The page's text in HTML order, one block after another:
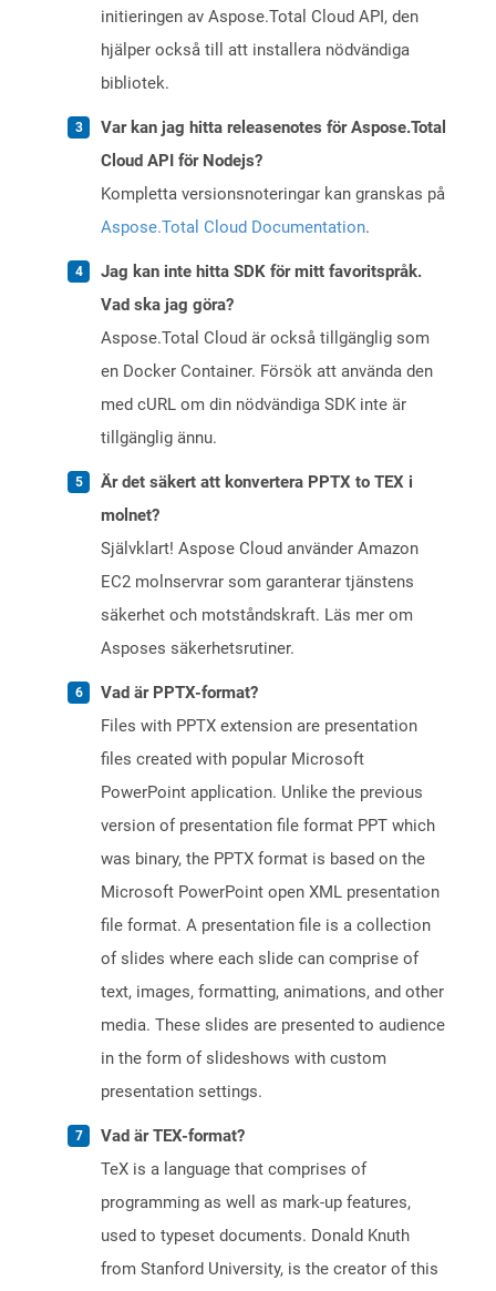
initieringen av Aspose.Total Cloud API, den
hjälper också till att installera nödvändiga
bibliotek.
Var kan jag hitta releasenotes för Aspose.Total
Cloud API för Nodejs?
Kompletta versionsnoteringar kan granskas på
Aspose.Total Cloud Documentation.
Jag kan inte hitta SDK för mitt favoritspråk.
Vad ska jag göra?
Aspose.Total Cloud är också tillgänglig som
en Docker Container. Försök att använda den
med cURL om din nödvändiga SDK inte är
tillgänglig ännu.
Är det säkert att konvertera PPTX to TEX i
molnet?
Självklart! Aspose Cloud använder Amazon
EC2 molnservrar som garanterar tjänstens
säkerhet och motståndskraft. Läs mer om
Asposes säkerhetsrutiner.
Vad är PPTX-format?
Files with PPTX extension are presentation
files created with popular Microsoft
PowerPoint application. Unlike the previous
version of presentation file format PPT which
was binary, the PPTX format is based on the
Microsoft PowerPoint open XML presentation
file format. A presentation file is a collection
of slides where each slide can comprise of
text, images, formatting, animations, and other
media. These slides are presented to audience
in the form of slideshows with custom
presentation settings.
Vad är TEX-format?
TeX is a language that comprises of
programming as well as mark-up features,
used to typeset documents. Donald Knuth
from Stanford University, is the creator of this